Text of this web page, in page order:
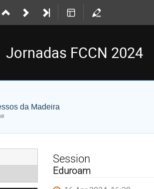
Jornadas FCCN 2024
da Madeira
Session
Eduroam